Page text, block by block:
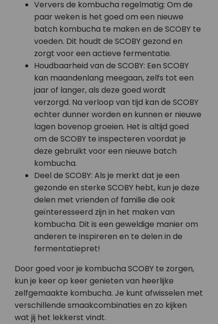
Ververs de kombucha regelmatig: Om de
paar weken is het goed om een nieuwe
batch kombucha te maken en de SCOBY te
voeden. Dit houdt de SCOBY gezond en
zorgt voor een actieve fermentatie.
Houdbaarheid van de SCOBY: Een SCOBY
kan maandenlang meegaan, zelfs tot een
jaar of langer, als deze goed wordt
verzorgd. Na verloop van tijd kan de SCOBY
echter dunner worden en kunnen er nieuwe
lagen bovenop groeien. Het is altijd goed
om de SCOBY te inspecteren voordat je
deze gebruikt voor een nieuwe batch
kombucha.
Deel de SCOBY: Als je merkt dat je een
gezonde en sterke SCOBY hebt, kun je deze
delen met vrienden of familie die ook
geïnteresseerd zijn in het maken van
kombucha. Dit is een geweldige manier om
anderen te inspireren en te delen in de
fermentatiepret!
Door goed voor je kombucha SCOBY te zorgen,
kun je keer op keer genieten van heerlijke
zelfgemaakte kombucha. Je kunt afwisselen met
verschillende smaakcombinaties en zo kijken
wat jij het lekkerst vindt.